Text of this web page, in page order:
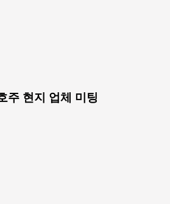
주 현지 업체 미팅